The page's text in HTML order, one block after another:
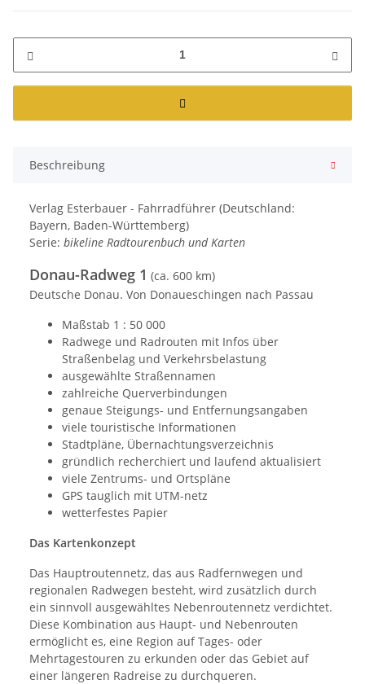
Beschreibung
Verlag Esterbauer - Fahrradführer (Deutschland:
Bayern, Baden-Württemberg)
Serie: bikeline Radtourenbuch und Karten
Donau-Radweg 1 (ca. 600 km)
Deutsche Donau. Von Donaueschingen nach Passau
Maßstab 1 : 50 000
Radwege und Radrouten mit Infos über
Straßenbelag und Verkehrsbelastung
ausgewählte Straßennamen
zahlreiche Querverbindungen
genaue Steigungs- und Entfernungsangaben
viele touristische Informationen
Stadtpläne, Übernachtungsverzeichnis
gründlich recherchiert und laufend aktualisiert
viele Zentrums- und Ortspläne
GPS tauglich mit UTM-netz
wetterfestes Papier
Das Kartenkonzept
Das Hauptroutennetz, das aus Radfernwegen und
regionalen Radwegen besteht, wird zusätzlich durch
ein sinnvoll ausgewähltes Nebenroutennetz verdichtet.
Diese Kombination aus Haupt- und Nebenrouten
ermöglicht es, eine Region auf Tages- oder
Mehrtagestouren zu erkunden oder das Gebiet auf
einer längeren Radreise zu durchqueren.